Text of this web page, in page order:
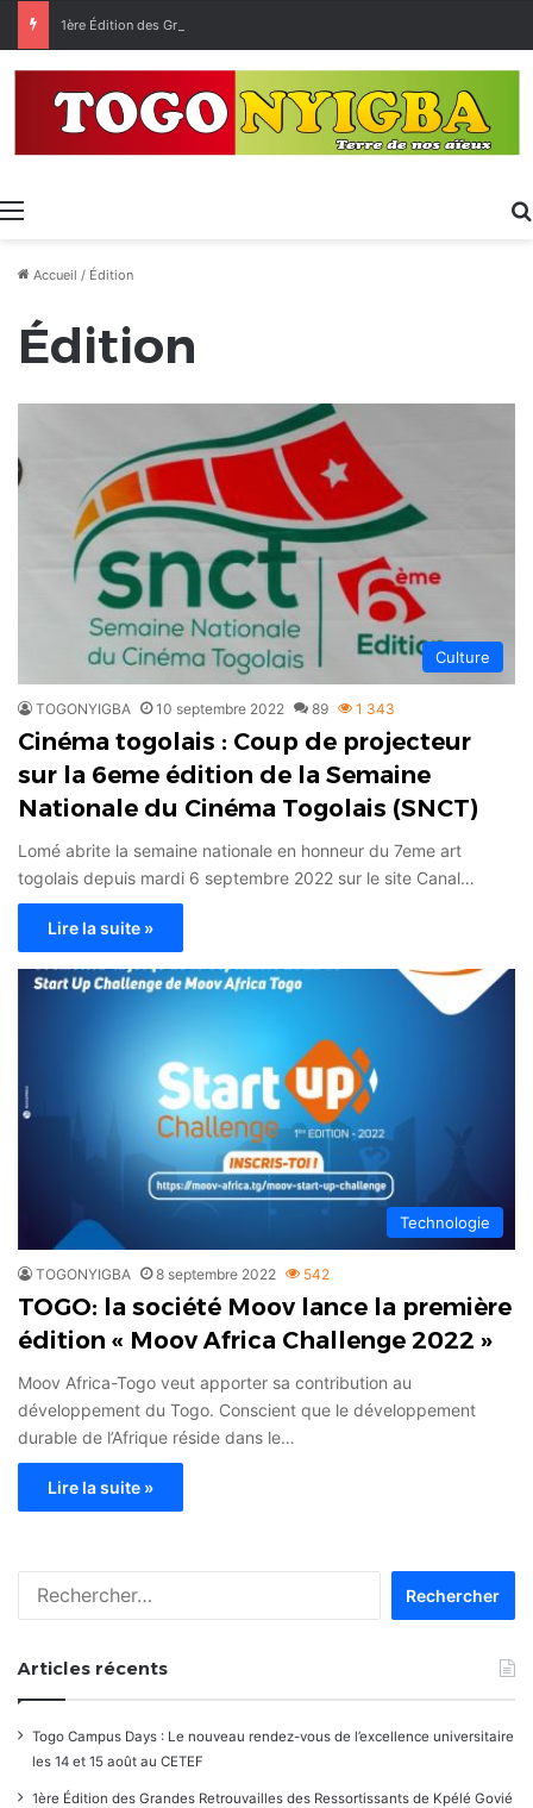
Menu
Accueil / Édition
Édition
Culture
TOGONYIGBA 10 septembre 2022 89 1 343
Cinéma togolais : Coup de projecteur
sur la 6eme édition de la Semaine
Nationale du Cinéma Togolais (SNCT)
Lomé abrite la semaine nationale en honneur du 7eme art
togolais depuis mardi 6 septembre 2022 sur le site Canal…
Lire la suite »
Technologie
TOGONYIGBA 8 septembre 2022 542
TOGO: la société Moov lance la première
édition « Moov Africa Challenge 2022 »
Moov Africa-Togo veut apporter sa contribution au
développement du Togo. Conscient que le développement
durable de l’Afrique réside dans le…
Lire la suite »
Articles récents
Togo Campus Days : Le nouveau rendez-vous de l’excellence universitaire
les 14 et 15 août au CETEF
1ère Édition des Grandes Retrouvailles des Ressortissants de Kpélé Govié